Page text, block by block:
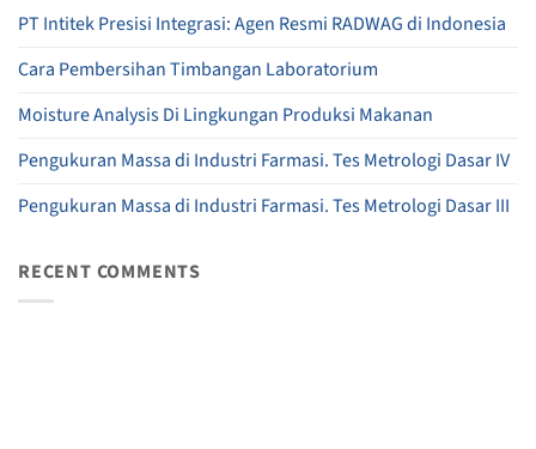
PT Intitek Presisi Integrasi: Agen Resmi RADWAG di Indonesia
Cara Pembersihan Timbangan Laboratorium
Moisture Analysis Di Lingkungan Produksi Makanan
Pengukuran Massa di Industri Farmasi. Tes Metrologi Dasar IV
Pengukuran Massa di Industri Farmasi. Tes Metrologi Dasar III
RECENT COMMENTS